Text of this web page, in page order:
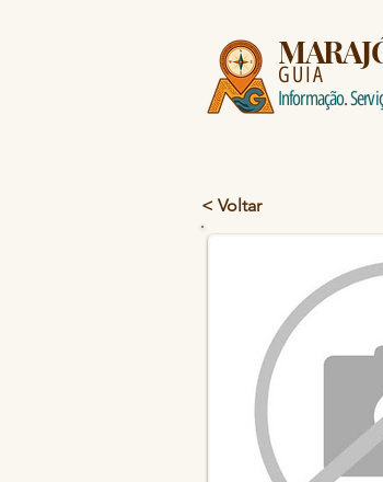
GUIA
Informação.
< Voltar